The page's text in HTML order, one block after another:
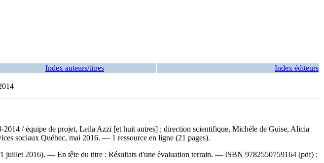
Index auteurs/titres Index éditeurs
2014 / équipe de projet, Leila Azzi [et huit autres] ; direction scientifique, Michèle de Guise, Alicia
sociaux Québec, mai 2016. — 1 ressource en ligne (21 pages).
juillet 2016). — En tête du titre : Résultats d'une évaluation terrain. — ISBN 9782550759164 (pdf) :